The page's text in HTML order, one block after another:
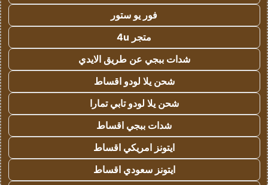
فور يو ستور
متجر 4u
شدات ببجي عن طريق الايدي
شحن يلا لودو اقساط
شحن يلا لودو تابي تمارا
شدات ببجي اقساط
ايتونز امريكي اقساط
ايتونز سعودي اقساط